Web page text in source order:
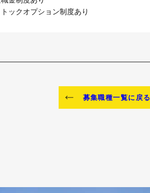
ックオプション制度あり
募集職種一覧に戻る